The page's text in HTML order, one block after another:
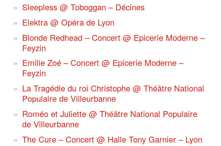
Sleepless @ Toboggan – Décines
Elektra @ Opéra de Lyon
Blonde Redhead – Concert @ Epicerie Moderne –
Feyzin
Emilie Zoé – Concert @ Epicerie Moderne –
Feyzin
La Tragédie du roi Christophe @ Théâtre National
Populaire de Villeurbanne
Roméo et Juliette @ Théâtre National Populaire
de Villeurbanne
The Cure – Concert @ Halle Tony Garnier – Lyon